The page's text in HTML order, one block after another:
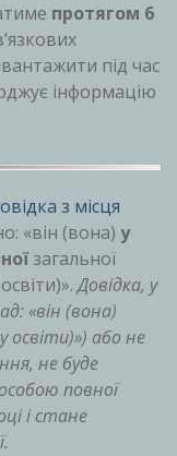
протягом 6
під час
інформацію
з місця
«він (вона) у
загальної
Довідка, у
«він (вона)
освіти)») або не
не буде
повної
і стане